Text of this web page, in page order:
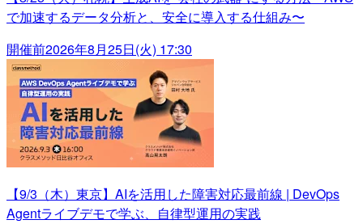
で加速するデータ分析と、安全に導入する仕組み〜
開催前2026年8月25日(火) 17:30
【9/3（木）東京】AIを活用した障害対応最前線 | DevOps
Agentライブデモで学ぶ、自律型運用の実践